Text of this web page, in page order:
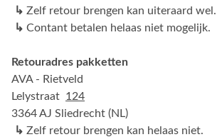
↳ Zelf retour brengen kan uiteraard wel.
↳ Contant betalen helaas niet mogelijk.
Retouradres pakketten
AVA - Rietveld
Lelystraat 124
3364 AJ Sliedrecht (NL)
↳ Zelf retour brengen kan helaas niet.